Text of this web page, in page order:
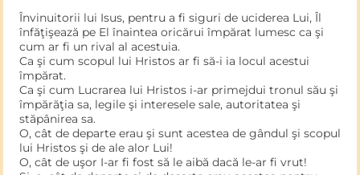
Învinuitorii lui Isus, pentru a fi siguri de uciderea Lui, Îl
înfăţişează pe El înaintea oricărui împărat lumesc ca şi
cum ar fi un rival al acestuia.
Ca şi cum scopul lui Hristos ar fi să-i ia locul acestui
împărat.
Ca şi cum Lucrarea lui Hristos i-ar primejdui tronul său şi
împărăţia sa, legile şi interesele sale, autoritatea şi
stăpânirea sa.
O, cât de departe erau şi sunt acestea de gândul şi scopul
lui Hristos şi de ale alor Lui!
O, cât de uşor I-ar fi fost să le aibă dacă le-ar fi vrut!